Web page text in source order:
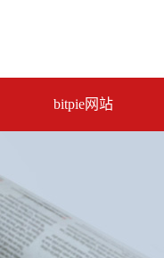
bitpie网站